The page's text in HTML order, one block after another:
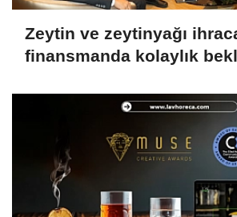
Zeytin ve zeytinyağı
finansmanda kolaylık